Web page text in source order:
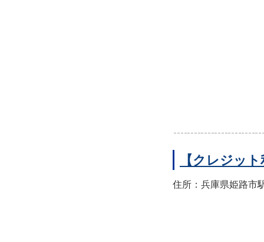
【クレジッ
住所：兵庫県姫路市